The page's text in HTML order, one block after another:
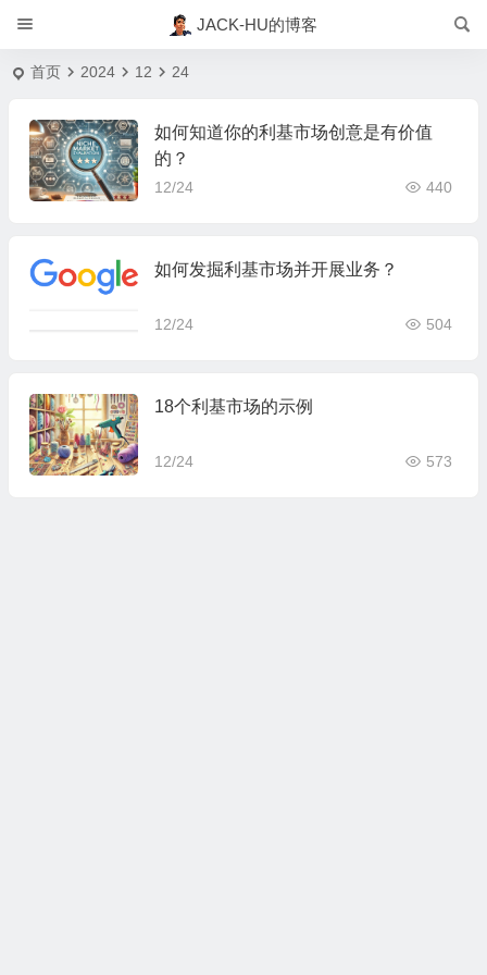
JACK-HU的博客
首页 2024 12 24
如何知道你的利基市场创意是有价值
的？
12/24 440
如何发掘利基市场并开展业务？
12/24 504
18个利基市场的示例
12/24 573